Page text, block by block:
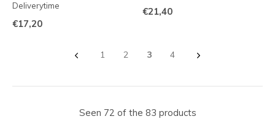
Deliverytime
€17,20
€21,40
1 2 3 4
Seen 72 of the 83 products